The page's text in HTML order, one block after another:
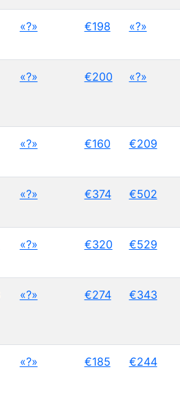
«?» €198 «?»
«?» €200 «?»
«?» €160 €209
«?» €374 €502
«?» €320 €529
«?» €274 €343
«?» €185 €244